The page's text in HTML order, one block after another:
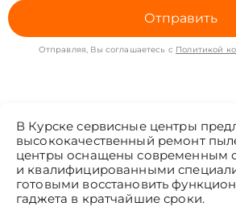
Отправить
Отправляя, Вы соглашаетесь с Политикой
В Курске сервисные центры
высококачественный ремонт
центры оснащены современным
и квалифицированными
готовыми восстановить
гаджета в кратчайшие сроки.